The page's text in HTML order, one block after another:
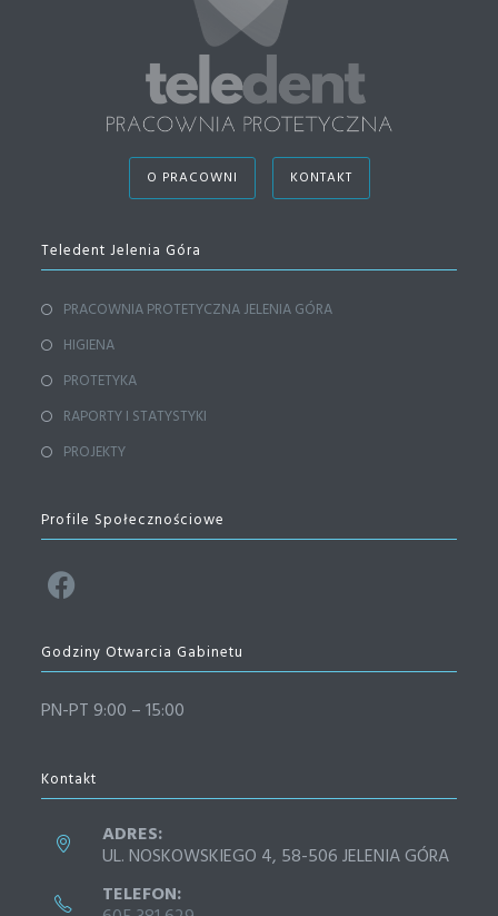
O PRACOWNI KONTAKT
Teledent Jelenia Góra
PRACOWNIA PROTETYCZNA JELENIA GÓRA
HIGIENA
PROTETYKA
RAPORTY I STATYSTYKI
PROJEKTY
Profile Społecznościowe
Godziny Otwarcia Gabinetu
PN-PT 9:00 – 15:00
Kontakt
ADRES:
UL. NOSKOWSKIEGO 4, 58-506 JELENIA GÓRA
TELEFON: